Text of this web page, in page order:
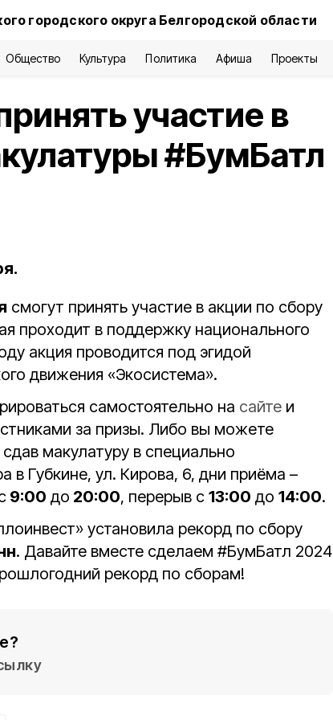
городского округа Белгородской области
Общество Культура Политика Афиша Проекты
участие в
#БумБатл
смогут принять участие в акции по сбору
проходит в поддержку национального
акция проводится под эгидой
движения «Экосистема».
самостоятельно на сайте и
за призы. Либо вы можете
макулатуру в специально
в Губкине, ул. Кирова, 6, дни приёма –
9:00 до 20:00, перерыв с 13:00 до 14:00.
установила рекорд по сбору
. Давайте вместе сделаем #БумБатл 2024
рекорд по сборам!